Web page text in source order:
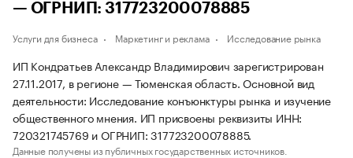
— ОГРНИП: 317723200078885
Услуги для бизнеса Маркетинг и реклама Исследование рынка
ИП Кондратьев Александр Владимирович зарегистрирован
27.11.2017, в регионе — Тюменская область. Основной вид
деятельности: Исследование конъюнктуры рынка и изучение
общественного мнения. ИП присвоены реквизиты ИНН:
720321745769 и ОГРНИП: 317723200078885.
Данные получены из публичных государственных источников.